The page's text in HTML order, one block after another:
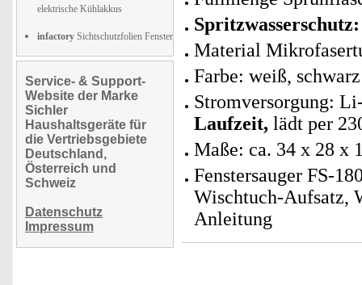
elektrische Kühlakkus
infactory Sichtschutzfolien Fenster
Service- & Support-
Website der Marke
Sichler
Haushaltsgeräte für
die Vertriebsgebiete
Deutschland,
Österreich und
Schweiz
Datenschutz
Impressum
Spritzwasserschutz:
Material
Farbe: weiß, schwarz
Stromversorgung:
Laufzeit, lädt per
Maße: ca. 34 x 28 x
Fenstersauger FS-
Wischtuch-Aufsatz,
Anleitung